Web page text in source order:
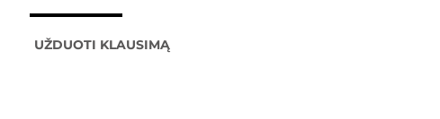
UŽDUOTI KLAUSIMĄ